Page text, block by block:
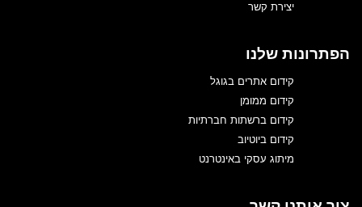
יצירת קשר
הפתרונות שלנו
קידום אתרים בגוגל
קידום ממומן
קידום ברשתות חברתיות
קידום ביוטיוב
מיתוג עסקי באינטרנט